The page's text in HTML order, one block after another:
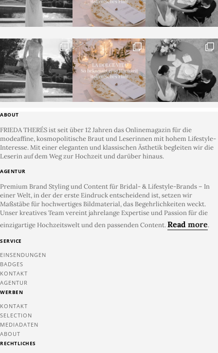
ABOUT
FRIEDA THERÉS ist seit über 12 Jahren das Onlinemagazin für die
modeaffine, kosmopolitische Braut und Leserinnen mit hohem Lifestyle-
Interesse. Mit einer eleganten und klassischen Ästhetik begleiten wir die
Leserin auf dem Weg zur Hochzeit und darüber hinaus.
AGENTUR
Premium Brand Styling und Content für Bridal- & Lifestyle-Brands – In
einer Welt, in der der erste Eindruck entscheidend ist, setzen wir
Maßstäbe für hochwertiges Bildmaterial, das Begehrlichkeiten weckt.
Unser kreatives Team vereint jahrelange Expertise und Passion für die
einzigartige Hochzeitswelt und den passenden Content.Read more.
SERVICE
EINSENDUNGEN
BADGES
KONTAKT
AGENTUR
WERBEN
KONTAKT
SELECTION
MEDIADATEN
ABOUT
RECHTLICHES